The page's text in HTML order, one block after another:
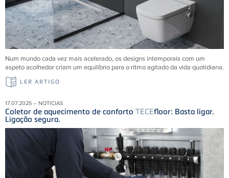
Num mundo cada vez mais acelerado, os designs intemporais com um
aspeto acolhedor criam um equilíbrio para o ritmo agitado da vida quotidiana.
LER ARTIGO
17.07.2025 – NOTICIAS
Coletor de aquecimento de conforto TECEfloor: Basta ligar.
Ligação segura.